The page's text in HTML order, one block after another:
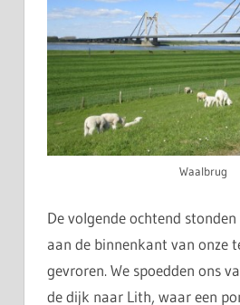
Waalbrug
De volgende ochtend
aan de binnenkant van onze
gevroren. We spoedden ons
de dijk naar Lith, waar een